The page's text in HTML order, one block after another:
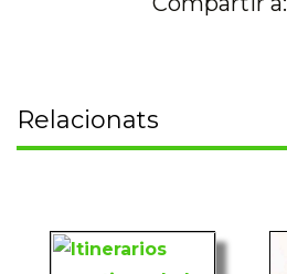
Relacionats